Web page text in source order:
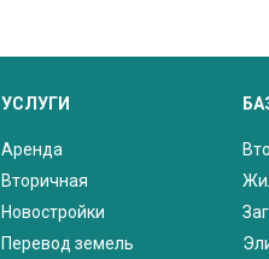
УСЛУГИ
Аренда
Вторичная
Новостройки
Перевод земель